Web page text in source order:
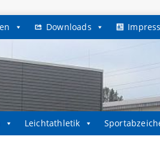
Downloads
Leichtathletik